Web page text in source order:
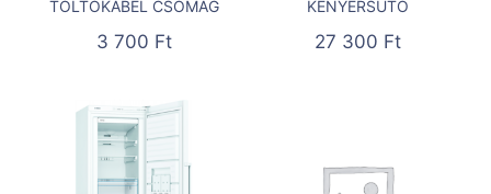
TÖLTŐKÁBEL CSOMAG
3 700 Ft
KENYÉRSÜTŐ
27 300 Ft